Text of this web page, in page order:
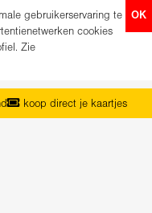
OK
gebruikerservaring te
cookies
Zie
koop direct je kaartjes
programma